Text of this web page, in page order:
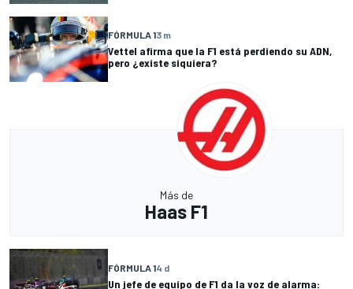
FÓRMULA 13 m
Vettel afirma que la F1 está perdiendo su ADN,
pero ¿existe siquiera?
Más de
Haas F1
FÓRMULA 14 d
Un jefe de equipo de F1 da la voz de alarma: